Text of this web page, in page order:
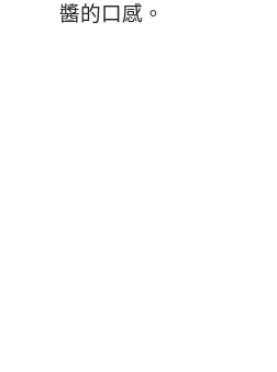
醬的口感。